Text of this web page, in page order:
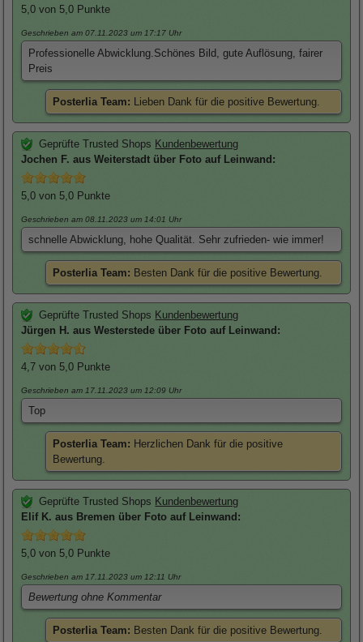
5,0 von 5,0 Punkte
Geschrieben am 07.11.2023 um 17:17 Uhr
Professionelle Abwicklung.Schönes Bild, gute Auflösung, fairer
Preis
Posterlia Team: Lieben Dank für die positive Bewertung.
Geprüfte Trusted Shops Kundenbewertung
Jochen F. aus Weiterstadt über Foto auf Leinwand :
5,0 von 5,0 Punkte
Geschrieben am 08.11.2023 um 14:01 Uhr
schnelle Abwicklung, hohe Qualität. Sehr zufrieden- wie immer!
Posterlia Team: Besten Dank für die positive Bewertung.
Geprüfte Trusted Shops Kundenbewertung
Jürgen H. aus Westerstede über Foto auf Leinwand :
4,7 von 5,0 Punkte
Geschrieben am 17.11.2023 um 12:09 Uhr
Top
Posterlia Team: Herzlichen Dank für die positive
Bewertung.
Geprüfte Trusted Shops Kundenbewertung
ElifK. aus Bremen über Foto auf Leinwand :
5,0 von 5,0 Punkte
Geschrieben am 17.11.2023 um 12:11 Uhr
Bewertung ohne Kommentar
Posterlia Team: Besten Dank für die positive Bewertung.